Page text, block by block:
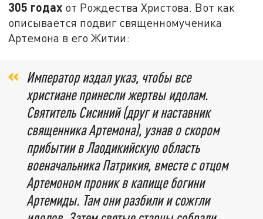
305 годах от Рождества Христова. Вот как
описывается подвиг священномученика
Артемона в его Житии:
Император издал указ, чтобы все
христиане принесли жертвы идолам.
Святитель Сисиний (друг и наставник
священника Артемона), узнав о скором
прибытии в Лаодикийскую область
военачальника Патрикия, вместе с отцом
Артемоном проник в капище богини
Артемиды. Там они разбили и сожгли